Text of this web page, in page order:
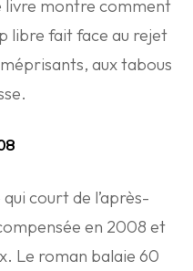
montre comment
libre fait face au rejet
aux tabous
court de l’après-
en 2008 et
Le roman balaie 60